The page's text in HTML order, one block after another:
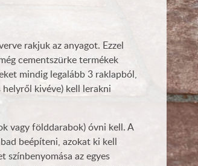
rakjuk az anyagot. Ezzel
cementszürke termékek
mindig legalább 3 raklapból,
kivéve) kell lerakni
vagy földdarabok) óvni kell. A
beépíteni, azokat ki kell
az egyes